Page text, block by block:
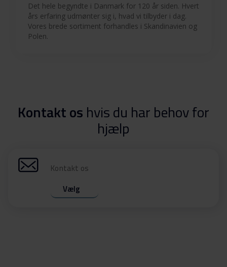
Det hele begyndte i Danmark for 120 år siden. Hvert
års erfaring udmønter sig i, hvad vi tilbyder i dag.
Vores brede sortiment forhandles i Skandinavien og
Polen.
Kontakt os hvis du har behov for
hjælp
Kontakt os
Vælg